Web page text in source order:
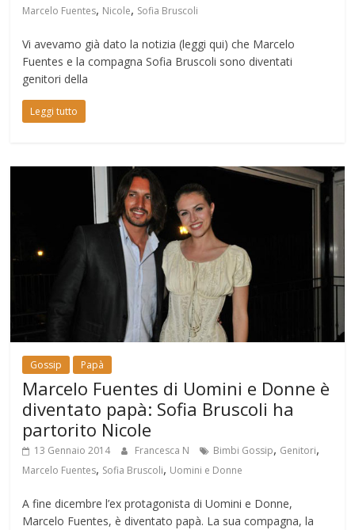
Marcelo Fuentes, Nicole, Sofia Bruscoli
Vi avevamo già dato la notizia (leggi qui) che Marcelo
Fuentes e la compagna Sofia Bruscoli sono diventati
genitori della
Leggi tutto
Gossip Papà
Marcelo Fuentes di Uomini e Donne è
diventato papà: Sofia Bruscoli ha
partorito Nicole
13 Gennaio 2014 Francesca N Bimbi Gossip, Genitori,
Marcelo Fuentes, Sofia Bruscoli, Uomini e Donne
A fine dicembre l’ex protagonista di Uomini e Donne,
Marcelo Fuentes, è diventato papà. La sua compagna, la